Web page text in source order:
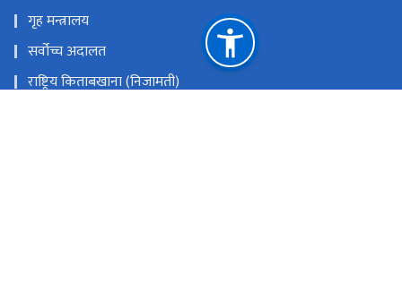
गृह मन्त्रालय
सर्वोच्च अदालत
राष्ट्रिय किताबखाना (निजामती)